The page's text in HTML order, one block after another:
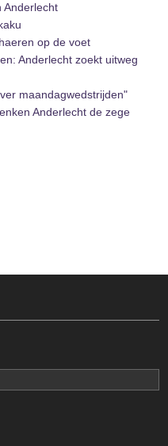
Anderlecht
op de voet
Anderlecht zoekt uitweg
maandagwedstrijden"
Anderlecht de zege